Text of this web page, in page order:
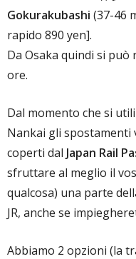
Gokurakubashi (37-46
rapido 890 yen].
Da Osaka quindi si può
ore.
Dal momento che si
Nankai gli spostamenti
coperti dal Japan Rail
sfruttare al meglio il
qualcosa) una parte
JR, anche se
Abbiamo 2 opzioni (la